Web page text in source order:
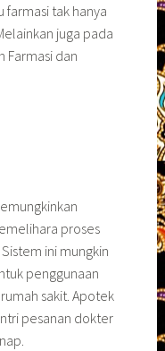
farmasi tak hanya
juga pada
Farmasi dan
proses
ini mungkin
penggunaan
sakit. Apotek
pesanan dokter